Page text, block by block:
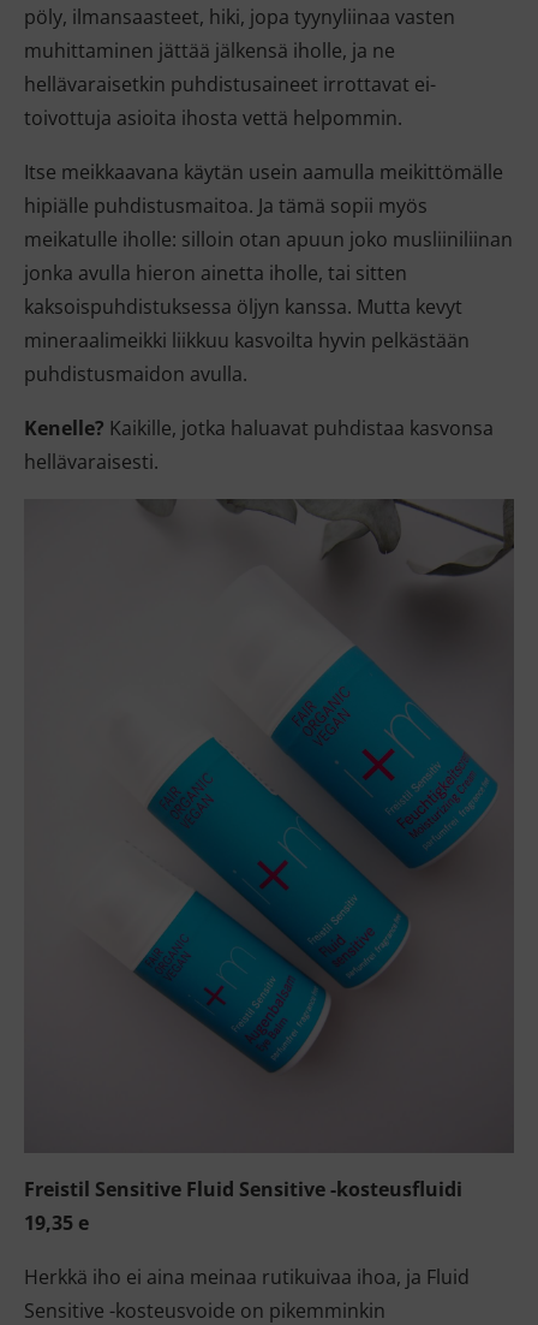
pöly, ilmansaasteet, hiki, jopa tyynyliinaa vasten
muhittaminen jättää jälkensä iholle, ja ne
hellävaraisetkin puhdistusaineet irrottavat ei-
toivottuja asioita ihosta vettä helpommin.
Itse meikkaavana käytän usein aamulla meikittömälle
hipiälle puhdistusmaitoa. Ja tämä sopii myös
meikatulle iholle: silloin otan apuun joko musliiniliinan
jonka avulla hieron ainetta iholle, tai sitten
kaksoispuhdistuksessa öljyn kanssa. Mutta kevyt
mineraalimeikki liikkuu kasvoilta hyvin pelkästään
puhdistusmaidon avulla.
Kenelle? Kaikille, jotka haluavat puhdistaa kasvonsa
hellävaraisesti.
Freistil Sensitive Fluid Sensitive -kosteusfluidi
19,35 e
Herkkä iho ei aina meinaa rutikuivaa ihoa, ja Fluid
Sensitive -kosteusvoide on pikemminkin